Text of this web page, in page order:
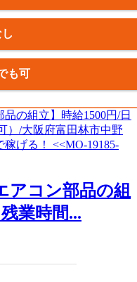
も可
アコン部品の組
業時間...